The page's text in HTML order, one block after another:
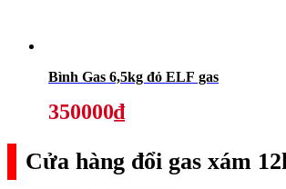
Bình Gas 6,5kg đỏ ELF gas
350000₫
Cửa hàng đổi gas xám